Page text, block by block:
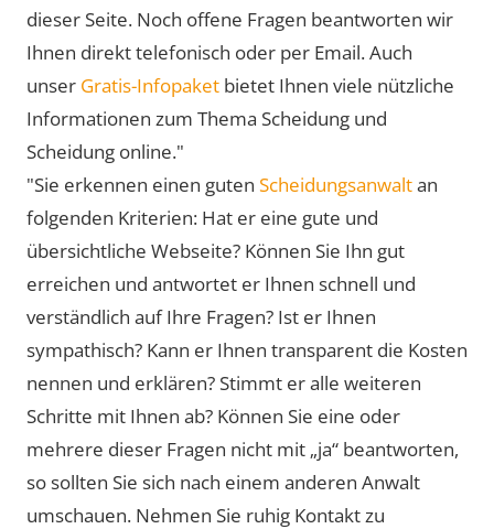
dieser Seite. Noch offene Fragen beantworten wir
Ihnen direkt telefonisch oder per Email. Auch
unser Gratis-Infopaket bietet Ihnen viele nützliche
Informationen zum Thema Scheidung und
Scheidung online."
"Sie erkennen einen guten Scheidungsanwaltan
folgenden Kriterien: Hat er eine gute und
übersichtliche Webseite? Können Sie Ihn gut
erreichen und antwortet er Ihnen schnell und
verständlich auf Ihre Fragen? Ist er Ihnen
sympathisch? Kann er Ihnen transparent die Kosten
nennen und erklären? Stimmt er alle weiteren
Schritte mit Ihnen ab? Können Sie eine oder
mehrere dieser Fragen nicht mit „ja“ beantworten,
so sollten Sie sich nach einem anderen Anwalt
umschauen. Nehmen Sie ruhig Kontakt zu